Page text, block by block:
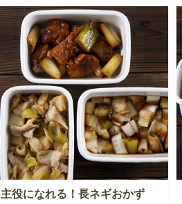
主役になれる！長ネギおかず